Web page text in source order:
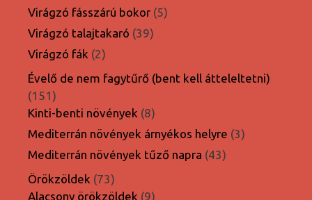
termék
Virágzó fásszárú bokor 55
Virágzó talajtakaró 3939
Virágzó fák 22
termék
Évelő de nem fagytűrő (bent kell átteleltetni)
151151
termék
Kinti-benti növények 88
termék
Mediterrán növények árnyékos helyre 33
Mediterrán növények tűző napra 4343
Örökzöldek 7373
termék
Alacsony örökzöldek 99